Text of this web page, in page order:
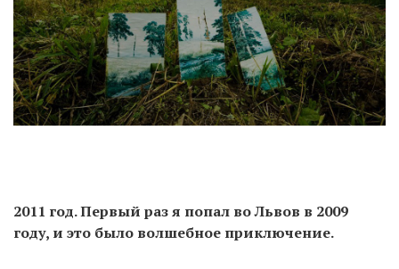
2011 год. Первый раз я попал во Львов в 2009
году, и это было волшебное приключение.